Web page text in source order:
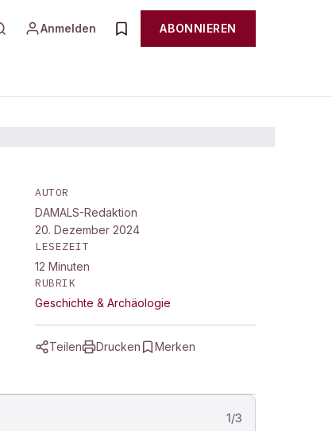
Anmelden ABONNIEREN
AUTOR
DAMALS-Redaktion
20. Dezember 2024
LESEZEIT
12 Minuten
RUBRIK
Geschichte & Archäologie
Teilen Drucken Merken
1/3